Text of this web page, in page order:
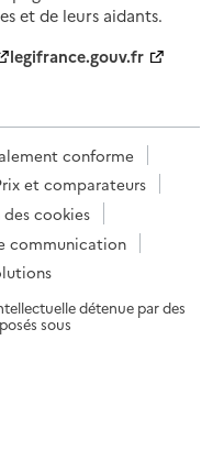
et de leurs aidants.
legifrance.gouv.fr
conforme
et comparateurs
cookies
communication
détenue par des
sous